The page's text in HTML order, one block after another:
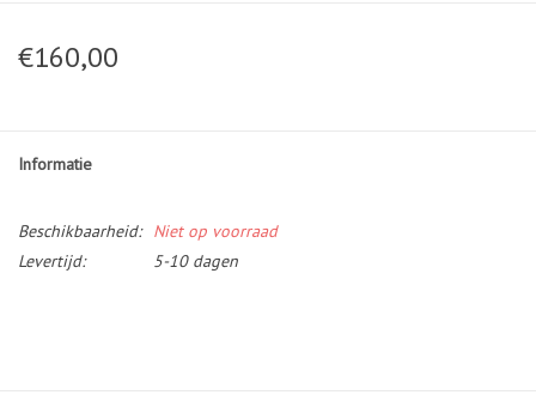
€160,00
Informatie
Beschikbaarheid:
Niet op voorraad
Levertijd:
5-10 dagen